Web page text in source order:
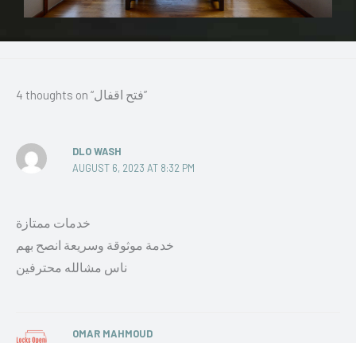
4 thoughts on “فتح اقفال”
DLO WASH
AUGUST 6, 2023 AT 8:32 PM
خدمات ممتازة
خدمة موثوقة وسريعة انصح بهم
ناس مشالله محترفين
OMAR MAHMOUD